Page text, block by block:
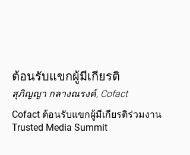
ต้อนรับแขกผู้มีเกียรติ
สุภิญญา กลางณรงค์, Cofact
Cofact ต้อนรับแขกผู้มีเกียรติร่วมงาน
Trusted Media Summit